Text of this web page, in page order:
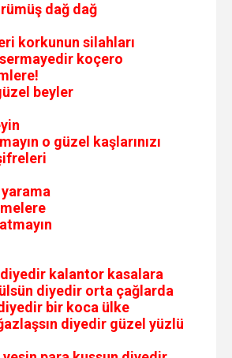
dağ dağ
korkunun silahları
koçero
beyler
o güzel kaşlarınızı
kalantor kasalara
diyedir orta çağlarda
diyedir bir koca ülke
diyedir güzel yüzlü